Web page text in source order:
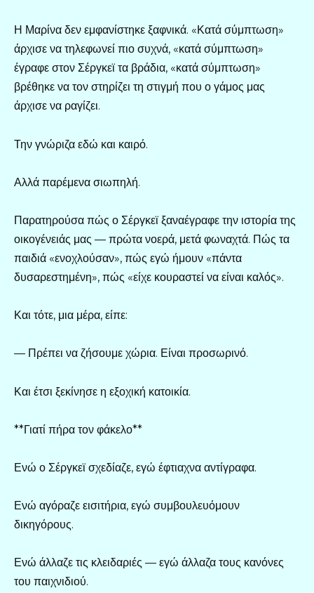
Η Μαρίνα δεν εμφανίστηκε ξαφνικά. «Κατά σύμπτωση»
άρχισε να τηλεφωνεί πιο συχνά, «κατά σύμπτωση»
έγραφε στον Σέργκεϊ τα βράδια, «κατά σύμπτωση»
βρέθηκε να τον στηρίζει τη στιγμή που ο γάμος μας
άρχισε να ραγίζει.
Την γνώριζα εδώ και καιρό.
Αλλά παρέμενα σιωπηλή.
Παρατηρούσα πώς ο Σέργκεϊ ξαναέγραφε την ιστορία της
οικογένειάς μας — πρώτα νοερά, μετά φωναχτά. Πώς τα
παιδιά «ενοχλούσαν», πώς εγώ ήμουν «πάντα
δυσαρεστημένη», πώς «είχε κουραστεί να είναι καλός».
Και τότε, μια μέρα, είπε:
— Πρέπει να ζήσουμε χώρια. Είναι προσωρινό.
Και έτσι ξεκίνησε η εξοχική κατοικία.
**Γιατί πήρα τον φάκελο**
Ενώ ο Σέργκεϊ σχεδίαζε, εγώ έφτιαχνα αντίγραφα.
Ενώ αγόραζε εισιτήρια, εγώ συμβουλευόμουν
δικηγόρους.
Ενώ άλλαζε τις κλειδαριές — εγώ άλλαζα τους κανόνες
του παιχνιδιού.